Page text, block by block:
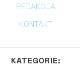
REDAKCJA
KONTAKT
KATEGORIE: